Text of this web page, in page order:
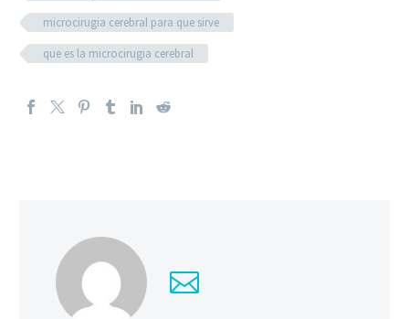
microcirugia cerebral para que sirve
que es la microcirugia cerebral